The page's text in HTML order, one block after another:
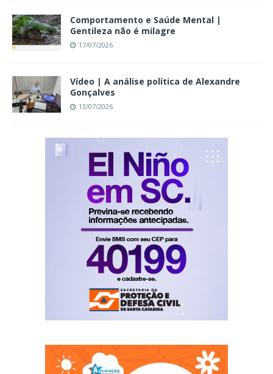
Comportamento e Saúde Mental |
Gentileza não é milagre
17/07/2026
Vídeo | A análise política de Alexandre
Gonçalves
13/07/2026